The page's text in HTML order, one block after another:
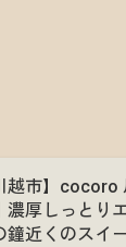
越市】cocoro
濃厚しっとり
鐘近くのスイ